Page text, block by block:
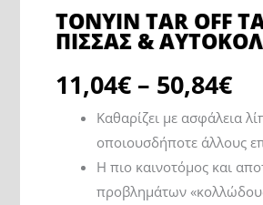
TONYIN TAR OFF
ΠΙΣΣΑΣ &
11,04€ – 50,84€
Καθαρίζει με ασφάλεια
οποιουσδήποτε άλλους
Η πιο καινοτόμος και
προβλημάτων